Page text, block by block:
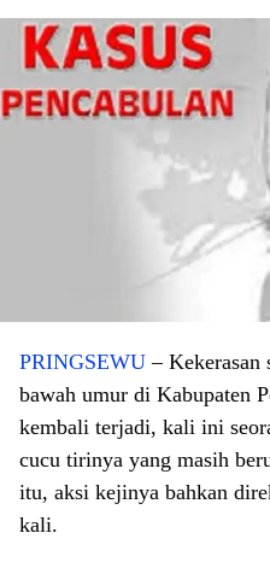
PRINGSEWU – Kekerasan
bawah umur di Kabupaten
kembali terjadi, kali ini
cucu tirinya yang masih
itu, aksi kejinya bahkan
kali.